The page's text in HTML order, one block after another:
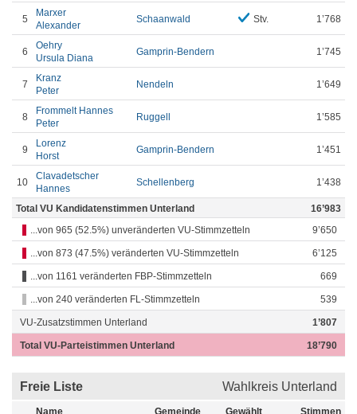
5
Marxer
Alexander
Schaanwald Stv. 1’768
6
Oehry
Ursula Diana
Gamprin-Bendern 1’745
7
Kranz
Peter
Nendeln 1’649
8
Frommelt Hannes
Peter
Ruggell 1’585
9
Lorenz
Horst
Gamprin-Bendern 1’451
10
Clavadetscher
Hannes
Schellenberg 1’438
Total VU Kandidatenstimmen Unterland
16’983
...von 965 (52.5%) unveränderten VU-Stimmzetteln
9’650
...von 873 (47.5%) veränderten VU-Stimmzetteln 6’125
...von 1161 veränderten FBP-Stimmzetteln 669
...von 240 veränderten FL-Stimmzetteln 539
VU-Zusatzstimmen Unterland 1’807
Total VU-Parteistimmen Unterland 18’790
Freie Liste Wahlkreis Unterland